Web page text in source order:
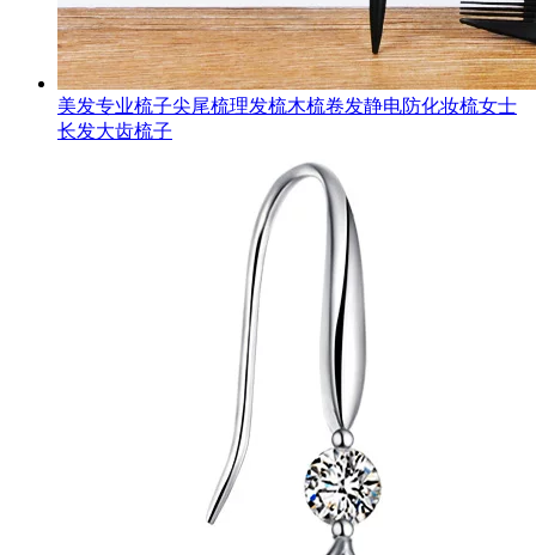
美发专业梳子尖尾梳理发梳木梳卷发静电防化妆梳女士
长发大齿梳子